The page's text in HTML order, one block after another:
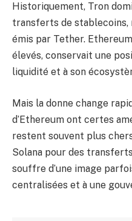
Historiquement, Tron
transferts de stablecoins,
émis par Tether.
élevés, conservait une
liquidité et à son
Mais la donne change
d’Ethereum ont certes
restent souvent plus
Solana pour des
souffre d’une image
centralisées et à une